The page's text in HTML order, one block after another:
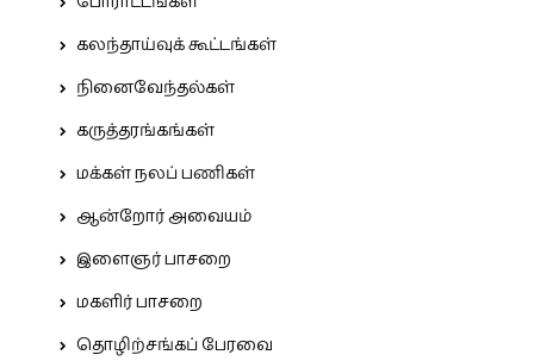
கலந்தாய்வுக் கூட்டங்கள்
நினைவேந்தல்கள்
கருத்தரங்கங்கள்
மக்கள் நலப் பணிகள்
ஆன்றோர் அவையம்
இளைஞர் பாசறை
மகளிர் பாசறை
தொழிற்சங்கப் பேரவை